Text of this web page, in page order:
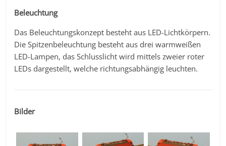
Beleuchtung
Das Beleuchtungskonzept besteht aus LED-Lichtkörpern.
Die Spitzenbeleuchtung besteht aus drei warmweißen
LED-Lampen, das Schlusslicht wird mittels zweier roter
LEDs dargestellt, welche richtungsabhängig leuchten.
Bilder